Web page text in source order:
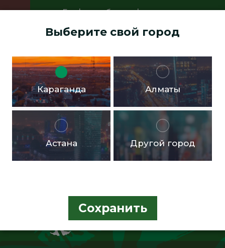
График работы офисов:
13:00 до 14:00 Суббота, воскресенье -
Доставка бесплатная в черте города от 10.000тг!
Выберите свой город
Караганда Алматы
Астана Другой город
Сохранить